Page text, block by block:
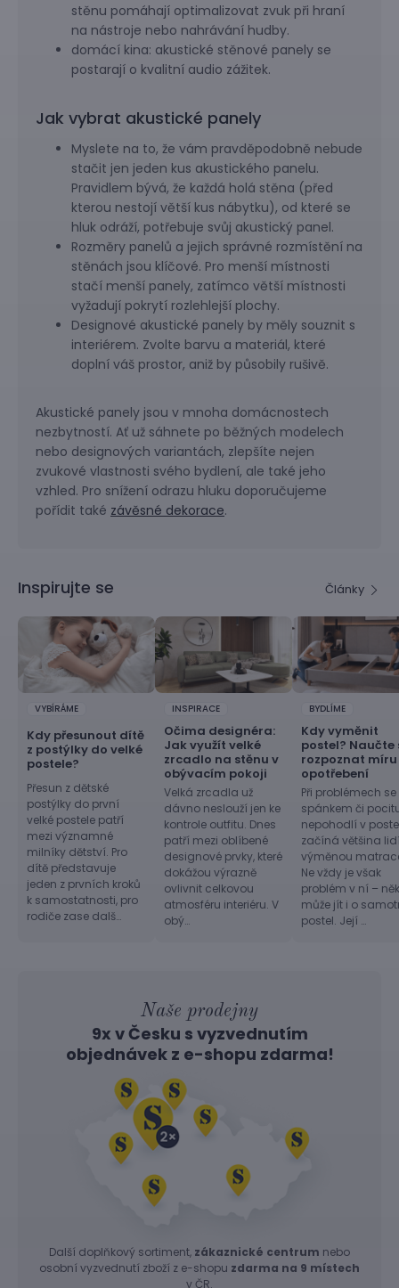
stěnu pomáhají optimalizovat zvuk při hraní
na nástroje nebo nahrávání hudby.
domácí kina: akustické stěnové panely se
postarají o kvalitní audio zážitek.
Jak vybrat akustické panely
Myslete na to, že vám pravděpodobně nebude
stačit jen jeden kus akustického panelu.
Pravidlem bývá, že každá holá stěna (před
kterou nestojí větší kus nábytku), od které se
hluk odráží, potřebuje svůj akustický panel.
Rozměry panelů a jejich správné rozmístění na
stěnách jsou klíčové. Pro menší místnosti
stačí menší panely, zatímco větší místnosti
vyžadují pokrytí rozlehlejší plochy.
Designové akustické panely by měly souznit s
interiérem. Zvolte barvu a materiál, které
doplní váš prostor, aniž by působily rušivě.
Akustické panely jsou v mnoha domácnostech
nezbytností. Ať už sáhnete po běžných modelech
nebo designových variantách, zlepšíte nejen
zvukové vlastnosti svého bydlení, ale také jeho
vzhled. Pro snížení odrazu hluku doporučujeme
pořídit také závěsné dekorace.
Inspirujte se Články
VYBÍRÁME
Kdy přesunout dítě
z postýlky do velké
postele?
Přesun z dětské
postýlky do první
velké postele patří
mezi významné
milníky dětství. Pro
dítě představuje
jeden z prvních kroků
k samostatnosti, pro
rodiče zase dalš…
INSPIRACE
Očima designéra:
Jak využít velké
zrcadlo na stěnu v
obývacím pokoji
Velká zrcadla už
dávno neslouží jen ke
kontrole outfitu. Dnes
patří mezi oblíbené
designové prvky, které
dokážou výrazně
ovlivnit celkovou
atmosféru interiéru. V
obý…
BYDLÍME
Kdy vyměnit
postel? Naučte
rozpoznat míru
opotřebení
Při problémech se
spánkem či
nepohodlí v
začíná většina
výměnou
Ne vždy je však
problém v ní –
může jít i o
postel. Její …
Naše prodejny
9x v Česku s vyzvednutím
objednávek z e-shopu zdarma!
Další doplňkový sortiment, zákaznické centrum nebo
osobní vyzvednutí zboží z e-shopu zdarma na 9 místech
v ČR.